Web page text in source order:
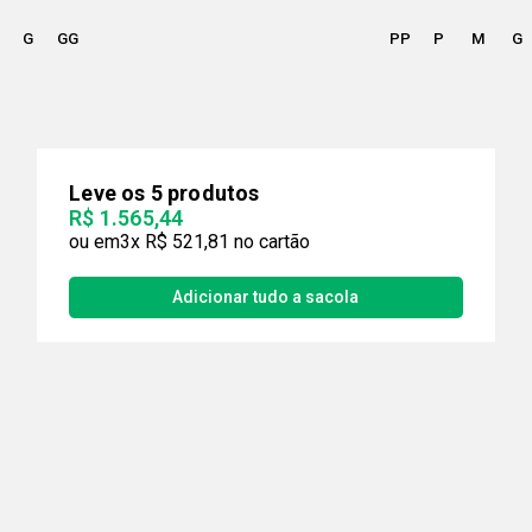
G GG PP P M G
Leve os 5 produtos
R$ 1.565,44
3x R$ 521,81